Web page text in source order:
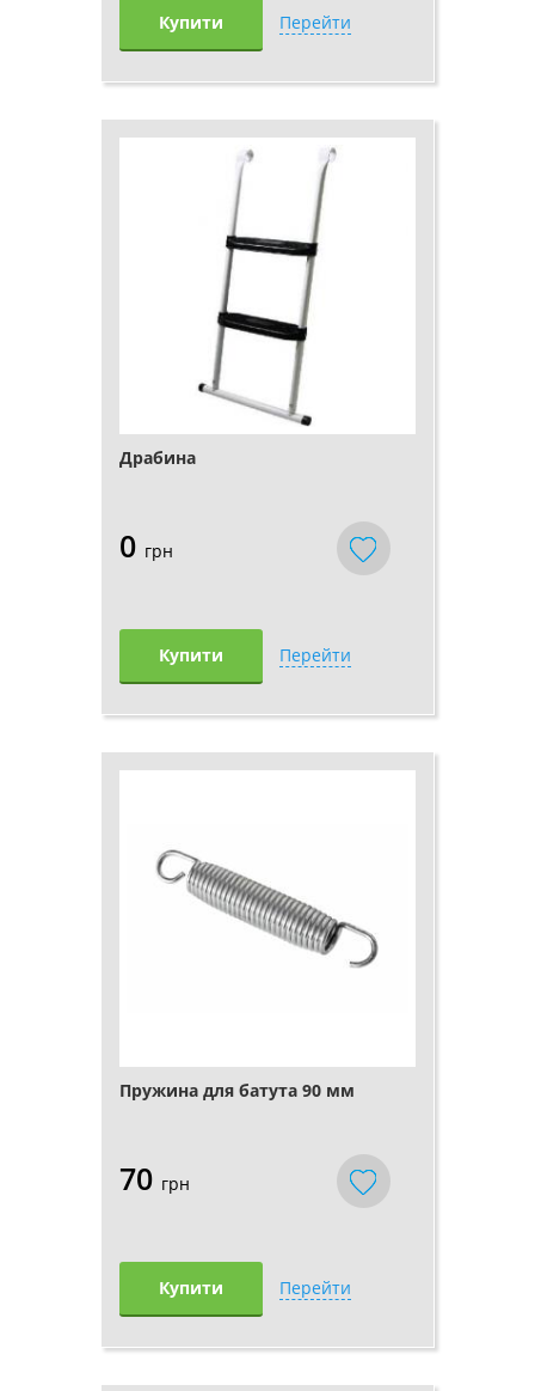
Купити Перейти
Драбина
0 грн
Купити Перейти
Пружина для батута 90 мм
70 грн
Купити Перейти